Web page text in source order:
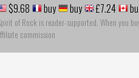
$9.68 buy buy £7.24
of Rock is reader-supported. When you
commission